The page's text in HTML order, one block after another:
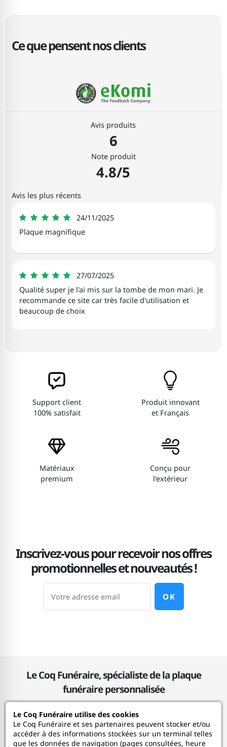
Ce que pensent nos clients
Avis produits
6
Note produit
4.8/5
Avis les plus récents
Pierre
24/11/2025
5
Plaque magnifique
Bernadette
27/07/2025
5
Qualité super je l'ai mis sur la tombe de mon mari. Je
recommande ce site car très facile d'utilisation et
beaucoup de choix
Beau rendu . Belle qualité de support et d impression
Benoît
20/07/2024
rapidement, dont le prix est très raisonnable.
Christopher
20/05/2024
Joli rendu mais attention la matière côté face est lisse.
Produit assez lourd pour ne pas avoir besoin d être
lesté ou calé.
Support client
100% satisfait
Produit innovant
et Français
Matériaux
premium
Conçu pour
l'extérieur
Inscrivez-vous pour recevoir nos offres
promotionnelles et nouveautés !
OK
Le Coq Funéraire, spécialiste de la plaque
funéraire personnalisée
Le Coq Funéraire
Le Coq Funéraire utilise des cookies
Le Coq Funéraire et ses partenaires peuvent stocker et/ou
accéder à des informations stockées sur un terminal telles
que les données de navigation (pages consultées, heure